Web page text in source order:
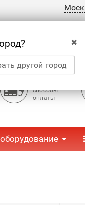
✖
другой город
Корзина
способы
оплаты